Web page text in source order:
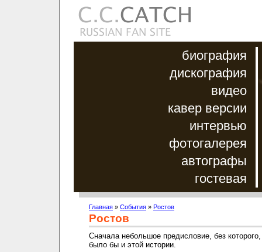
биография
дискография
видео
кавер версии
интервью
фотогалерея
автографы
гостевая
Главная » События » Ростов
Ростов
Cначала небольшое предисловие, без
было бы и этой истории.